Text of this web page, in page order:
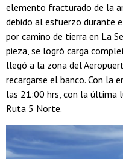
elemento fracturado de la
debido al esfuerzo durante
por camino de tierra en La
pieza, se logró carga
llegó a la zona del
recargarse el banco. Con la
las 21:00 hrs, con la última
Ruta 5 Norte.